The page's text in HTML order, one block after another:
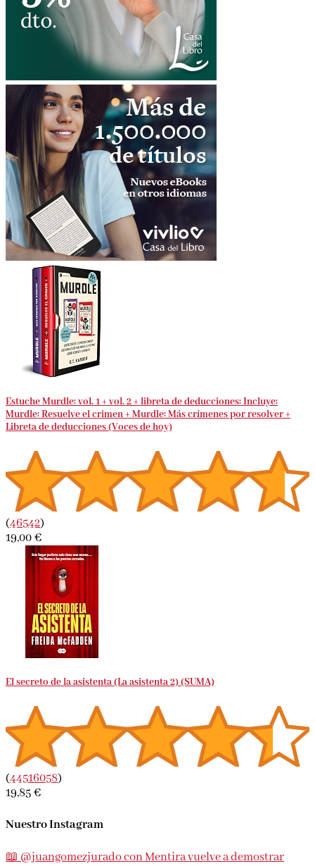
Estuche Murdle: vol. 1 + vol. 2 + libreta de deducciones: Incluye:
Murdle: Resuelve el crimen + Murdle: Más crímenes por resolver +
Libreta de deducciones (Voces de hoy)
(46542)
19,00 €
El secreto de la asistenta (La asistenta 2) (SUMA)
(44516058)
19,85 €
Nuestro Instagram
📖 @juangomezjurado con Mentira vuelve a demostrar